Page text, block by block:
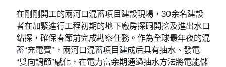
在剛剛開工的兩河口混蓄項目建設現場，30余名建設
者在加緊進行工程初期的地下廠房探硐開挖及進出水口
鉆探，確保春節前完成勘察任務。作為全球最年夜的混
蓄“充電寶”，兩河口混蓄項目建成后具有抽水、發電
“雙向調節”感化，在電力富余期通過抽水方法將電能儲